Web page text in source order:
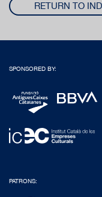
RETURN TO
SPONSORED BY:
PATRONS: